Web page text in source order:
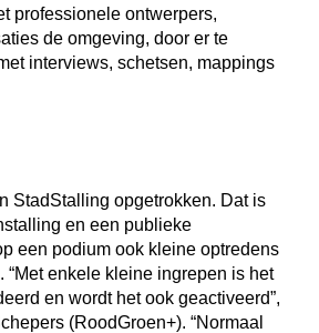
professionele ontwerpers,
de omgeving, door er te
interviews, schetsen, mappings
StadStalling opgetrokken. Dat is
en een publieke
een podium ook kleine optredens
“Met enkele kleine ingrepen is het
en wordt het ook geactiveerd”,
(RoodGroen+). “Normaal